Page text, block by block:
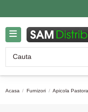
Acasa Furnizori Apicola